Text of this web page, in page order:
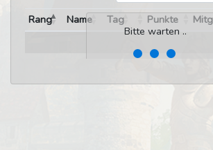
Bitte warten ..
Rang Name Tag Punkte